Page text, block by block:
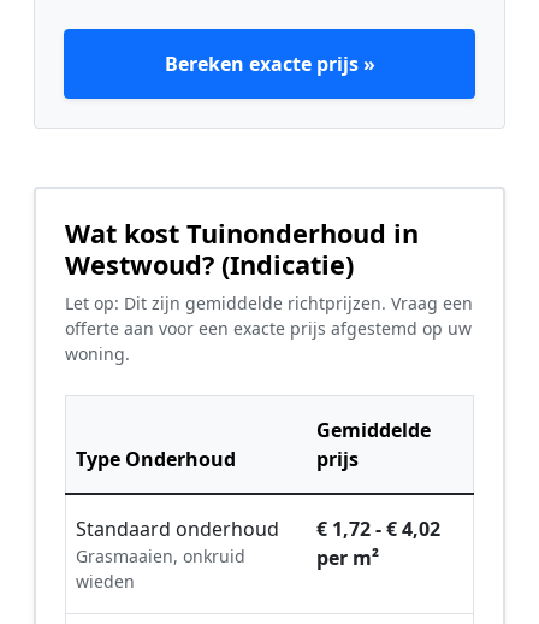
Bereken exacte prijs »
Wat kost Tuinonderhoud in
Westwoud? (Indicatie)
Let op: Dit zijn gemiddelde richtprijzen. Vraag een
offerte aan voor een exacte prijs afgestemd op uw
woning.
Type Onderhoud
Gemiddelde
prijs
Standaard onderhoud
Grasmaaien, onkruid
wieden
€ 1,72 - € 4,02
per m²